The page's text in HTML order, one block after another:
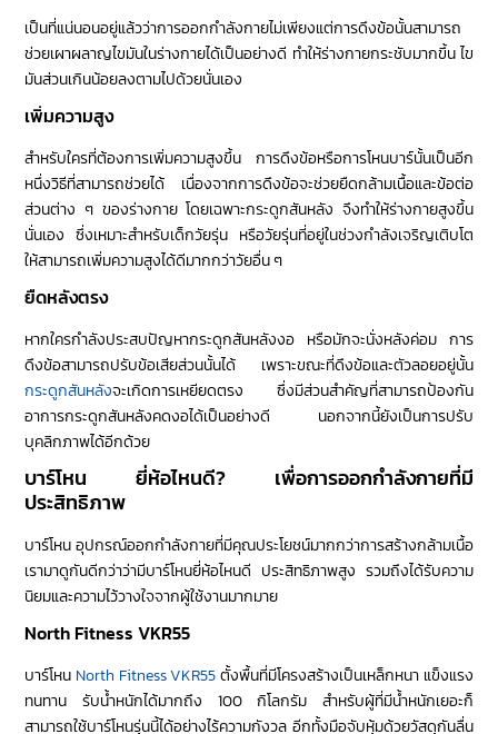
เป็นที่แน่นอนอยู่แล้วว่าการออกกำลังกายไม่เพียงแต่การดึงข้อนั้นสามารถ
ช่วยเผาผลาญไขมันในร่างกายได้เป็นอย่างดี ทำให้ร่างกายกระชับมากขึ้น ไข
มันส่วนเกินน้อยลงตามไปด้วยนั่นเอง
เพิ่มความสูง
สำหรับใครที่ต้องการเพิ่มความสูงขึ้น การดึงข้อหรือการโหนบาร์นั้นเป็นอีก
หนึ่งวิธีที่สามารถช่วยได้ เนื่องจากการดึงข้อจะช่วยยืดกล้ามเนื้อและข้อต่อ
ส่วนต่าง ๆ ของร่างกาย โดยเฉพาะกระดูกสันหลัง จึงทำให้ร่างกายสูงขึ้น
นั่นเอง ซึ่งเหมาะสำหรับเด็กวัยรุ่น หรือวัยรุ่นที่อยู่ในช่วงกำลังเจริญเติบโต
ให้สามารถเพิ่มความสูงได้ดีมากกว่าวัยอื่น ๆ
ยืดหลังตรง
หากใครกำลังประสบปัญหากระดูกสันหลังงอ หรือมักจะนั่งหลังค่อม การ
ดึงข้อสามารถปรับข้อเสียส่วนนั้นได้ เพราะขณะที่ดึงข้อและตัวลอยอยู่นั้น
กระดูกสันหลังจะเกิดการเหยียดตรง ซึ่งมีส่วนสำคัญที่สามารถป้องกัน
อาการกระดูกสันหลังคดงอได้เป็นอย่างดี นอกจากนี้ยังเป็นการปรับ
บุคลิกภาพได้อีกด้วย
บาร์โหน ยี่ห้อไหนดี? เพื่อการออกกำลังกายที่มี
ประสิทธิภาพ
บาร์โหน อุปกรณ์ออกกำลังกายที่มีคุณประโยชน์มากกว่าการสร้างกล้ามเนื้อ
เรามาดูกันดีกว่าว่ามีบาร์โหนยี่ห้อไหนดี ประสิทธิภาพสูง รวมถึงได้รับความ
นิยมและความไว้วางใจจากผู้ใช้งานมากมาย
North Fitness VKR55
บาร์โหน North Fitness VKR55ตั้งพื้นที่มีโครงสร้างเป็นเหล็กหนา แข็งแรง
ทนทาน รับน้ำหนักได้มากถึง 100 กิโลกรัม สำหรับผู้ที่มีน้ำหนักเยอะก็
สามารถใช้บาร์โหนรุ่นนี้ได้อย่างไร้ความกังวล อีกทั้งมือจับหุ้มด้วยวัสดุกันลื่น